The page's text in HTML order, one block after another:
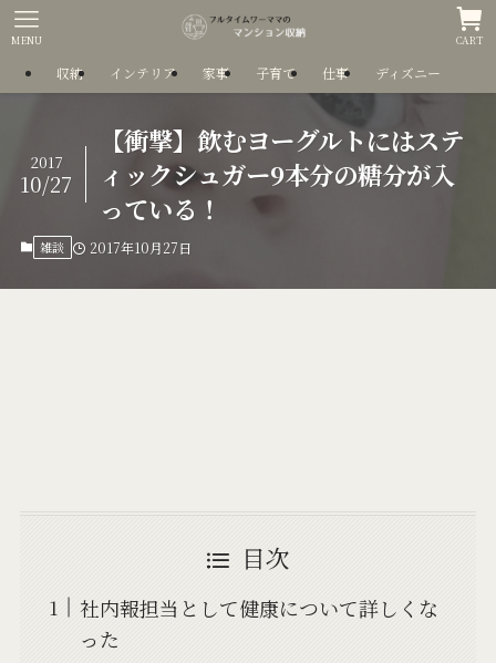
CART
MENU
収納 インテリア 家事 子育て 仕事 ディズニー
【衝撃】飲むヨーグルトにはステ
ィックシュガー9本分の糖分が入
っている！
2017
10/27
雑談 2017年10月27日
目次
社内報担当として健康について詳しくな
った